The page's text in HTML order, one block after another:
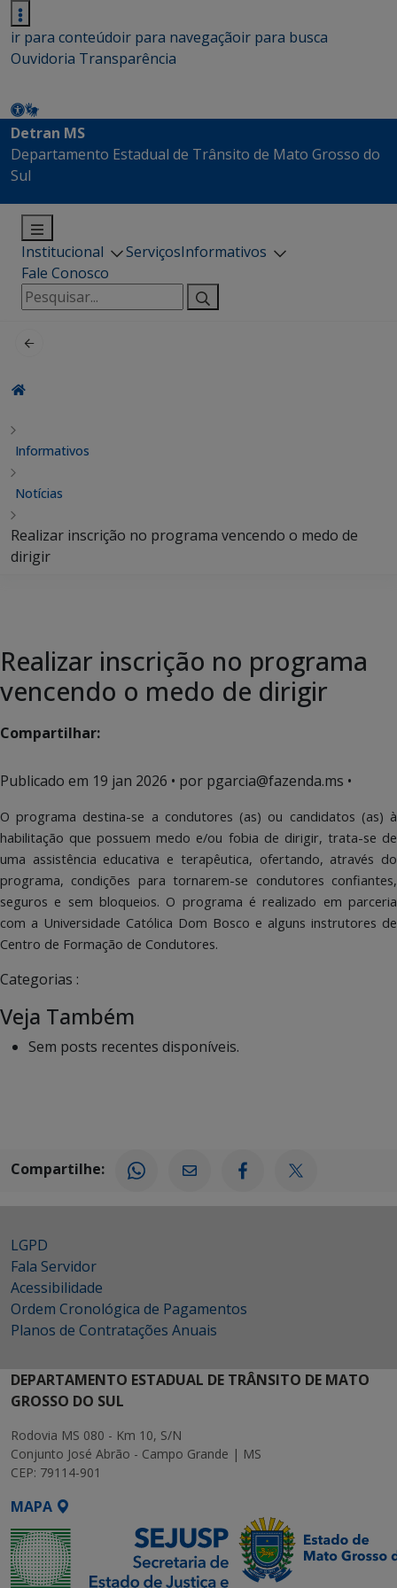
ir para conteúdoir para navegaçãoir para busca
Ouvidoria Transparência
Detran MS
Departamento Estadual de Trânsito de Mato Grosso do
Sul
Institucional ServiçosInformativos
Fale Conosco
Pesquisar
por:
Informativos
Notícias
Realizar inscrição no programa vencendo o medo de
dirigir
Realizar inscrição no programa
vencendo o medo de dirigir
Compartilhar:
Publicado em 19 jan 2026 • por pgarcia@fazenda.ms •
O programa destina-se a condutores (as) ou candidatos (as) à
habilitação que possuem medo e/ou fobia de dirigir, trata-se de
uma assistência educativa e terapêutica, ofertando, através do
programa, condições para tornarem-se condutores confiantes,
seguros e sem bloqueios. O programa é realizado em parceria
com a Universidade Católica Dom Bosco e alguns instrutores de
Centro de Formação de Condutores.
Categorias :
Veja Também
Sem posts recentes disponíveis.
Compartilhe:
LGPD
Fala Servidor
Acessibilidade
Ordem Cronológica de Pagamentos
Planos de Contratações Anuais
DEPARTAMENTO ESTADUAL DE TRÂNSITO DE MATO
GROSSO DO SUL
Rodovia MS 080 - Km 10, S/N
Conjunto José Abrão - Campo Grande | MS
CEP: 79114-901
MAPA